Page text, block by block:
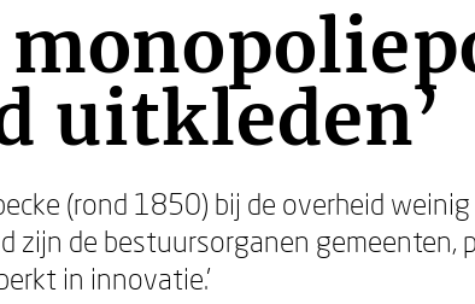
uitkleden’
(rond 1850) bij de overheid
zijn de bestuursorganen gemeenten,
in innovatie.’